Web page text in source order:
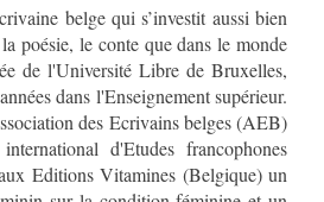
belge qui s’investit aussi bien
poésie, le conte que dans le monde
de l'Université Libre de Bruxelles,
dans l'Enseignement supérieur.
des Ecrivains belges (AEB)
d'Etudes francophones
Editions Vitamines (Belgique) un